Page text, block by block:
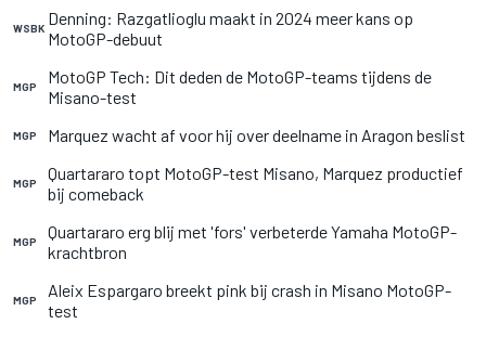
WSBK Denning: Razgatlioglu maakt in 2024 meer kans op
MotoGP-debuut
MGP
MotoGP Tech: Dit deden de MotoGP-teams tijdens de
Misano-test
MGP Marquez wacht af voor hij over deelname in Aragon beslist
MGP
Quartararo topt MotoGP-test Misano, Marquez productief
bij comeback
MGP
Quartararo erg blij met 'fors' verbeterde Yamaha MotoGP-
krachtbron
MGP
Aleix Espargaro breekt pink bij crash in Misano MotoGP-
test